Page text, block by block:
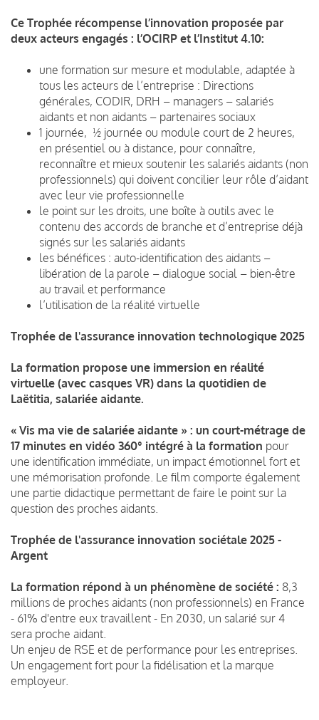
Ce Trophée récompense l’innovation proposée par
deux acteurs engagés : l’OCIRP et l’Institut 4.10:
une formation sur mesure et modulable, adaptée à
tous les acteurs de l’entreprise : Directions
générales, CODIR, DRH – managers – salariés
aidants et non aidants – partenaires sociaux
1 journée, ½ journée ou module court de 2 heures,
en présentiel ou à distance, pour connaître,
reconnaître et mieux soutenir les salariés aidants (non
professionnels) qui doivent concilier leur rôle d’aidant
avec leur vie professionnelle
le point sur les droits, une boîte à outils avec le
contenu des accords de branche et d’entreprise déjà
signés sur les salariés aidants
les bénéfices : auto-identification des aidants –
libération de la parole – dialogue social – bien-être
au travail et performance
l’utilisation de la réalité virtuelle
Trophée de l'assurance innovation technologique 2025
La formation propose une immersion en réalité
virtuelle (avec casques VR) dans la quotidien de
Laëtitia, salariée aidante.
« Vis ma vie de salariée aidante » : un court-métrage de
17 minutes en vidéo 360° intégré à la formation pour
une identification immédiate, un impact émotionnel fort et
une mémorisation profonde. Le film comporte également
une partie didactique permettant de faire le point sur la
question des proches aidants.
Trophée de l'assurance innovation sociétale 2025 -
Argent
La formation répond à un phénomène de société : 8,3
millions de proches aidants (non professionnels) en France
- 61% d'entre eux travaillent - En 2030, un salarié sur 4
sera proche aidant.
Un enjeu de RSE et de performance pour les entreprises.
Un engagement fort pour la fidélisation et la marque
employeur.